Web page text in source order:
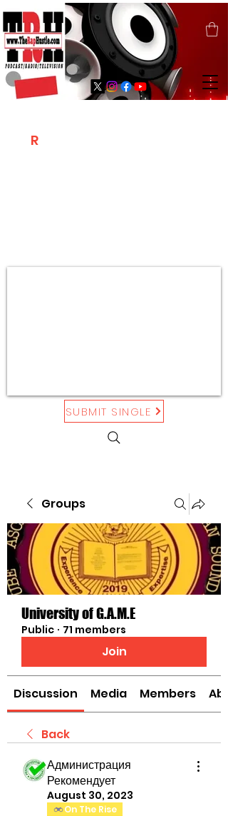
RH
SUBMIT SINGLE
Groups
University of G.A.M.E
Public · 71 members
Join
Discussion Media Members
Back
Администрация
Рекомендует
August 30, 2023
On The Rise